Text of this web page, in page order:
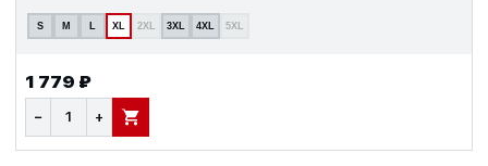
S M XL 2XL 3XL 4XL 5XL
1 779 ₽
− + В КОРЗИНУ